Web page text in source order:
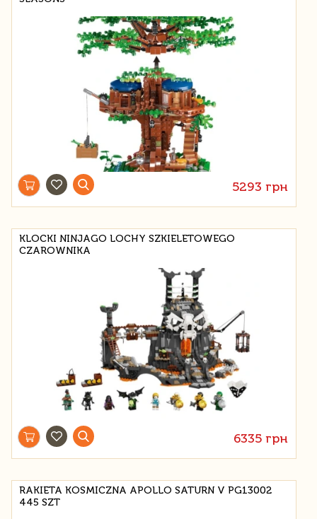
5293 грн
KLOCKI NINJAGO LOCHY SZKIELETOWEGO
CZAROWNIKA
6335 грн
RAKIETA KOSMICZNA APOLLO SATURN V PG13002
445 SZT